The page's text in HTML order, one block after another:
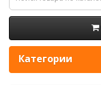
Категории